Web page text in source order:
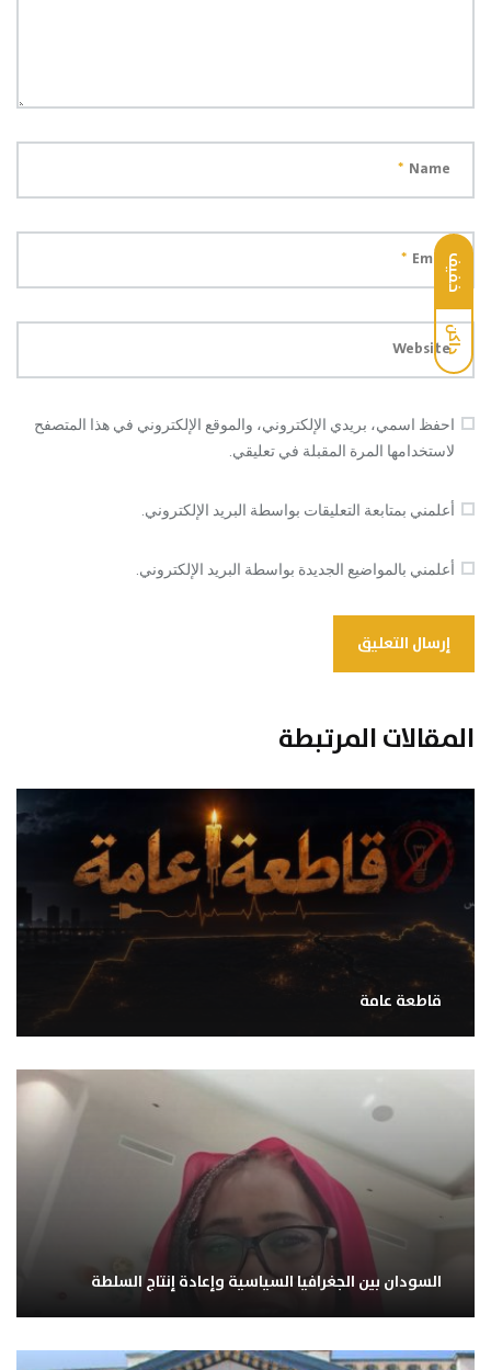
خفيف
داكن
Name
*
Email
*
Website
احفظ اسمي، بريدي الإلكتروني، والموقع الإلكتروني في هذا المتصفح
لاستخدامها المرة المقبلة في تعليقي.
أعلمني بمتابعة التعليقات بواسطة البريد الإلكتروني.
أعلمني بالمواضيع الجديدة بواسطة البريد الإلكتروني.
المقالات المرتبطة
قاطعة عامة
السودان بين الجغرافيا السياسية وإعادة إنتاج السلطة